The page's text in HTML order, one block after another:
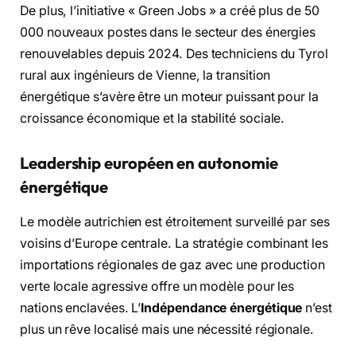
De plus, l’initiative « Green Jobs » a créé plus de 50
000 nouveaux postes dans le secteur des énergies
renouvelables depuis 2024. Des techniciens du Tyrol
rural aux ingénieurs de Vienne, la transition
énergétique s’avère être un moteur puissant pour la
croissance économique et la stabilité sociale.
Leadership européen en autonomie
énergétique
Le modèle autrichien est étroitement surveillé par ses
voisins d’Europe centrale. La stratégie combinant les
importations régionales de gaz avec une production
verte locale agressive offre un modèle pour les
nations enclavées. L’Indépendance énergétique n’est
plus un rêve localisé mais une nécessité régionale.